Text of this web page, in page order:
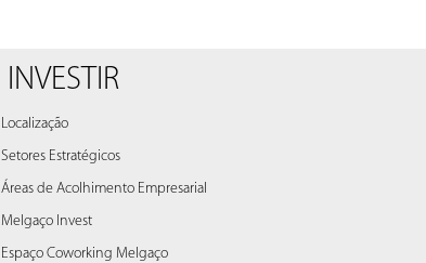
INVESTIR
Localização
Setores Estratégicos
Áreas de Acolhimento Empresarial
Melgaço Invest
Espaço Coworking Melgaço